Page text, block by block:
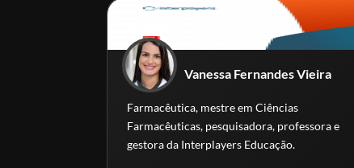
Vanessa Fernandes Vieira
Farmacêutica, mestre em Ciências
Farmacêuticas, pesquisadora, professora e
gestora da Interplayers Educação.